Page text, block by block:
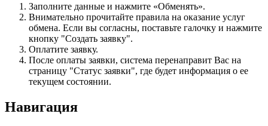
Заполните данные и нажмите «Обменять».
Внимательно прочитайте правила на оказание услуг
обмена. Если вы согласны, поставьте галочку и нажмите
кнопку "Создать заявку".
Оплатите заявку.
После оплаты заявки, система перенаправит Вас на
страницу "Статус заявки", где будет информация о ее
текущем состоянии.
Навигация